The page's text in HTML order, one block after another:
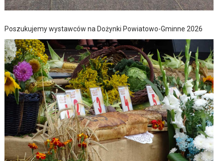
Poszukujemy wystawców na Dożynki Powiatowo-Gminne 2026